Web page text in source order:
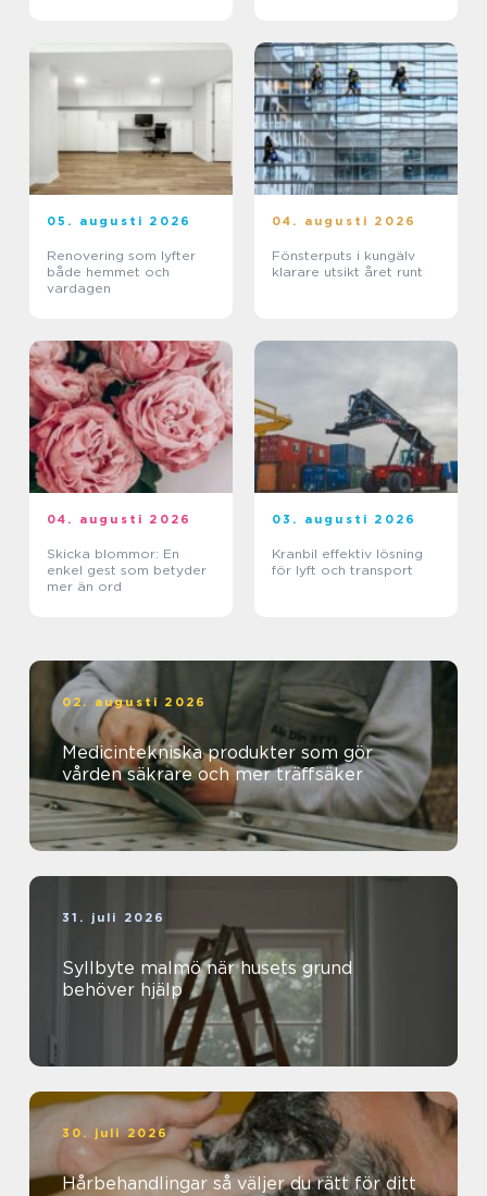
05. augusti 2026
Renovering som lyfter
både hemmet och
vardagen
04. augusti 2026
Fönsterputs i kungälv
klarare utsikt året runt
04. augusti 2026
Skicka blommor: En
enkel gest som betyder
mer än ord
03. augusti 2026
Kranbil effektiv lösning
för lyft och transport
02. augusti 2026
Medicintekniska produkter som gör
vården säkrare och mer träffsäker
31. juli 2026
Syllbyte malmö när husets grund
behöver hjälp
30. juli 2026
Hårbehandlingar så väljer du rätt för ditt